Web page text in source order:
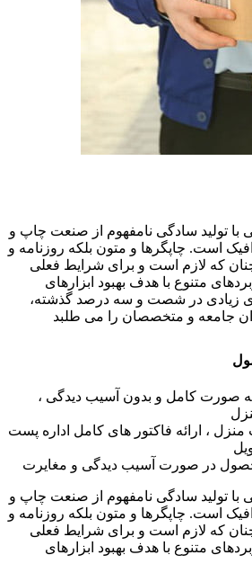
با تولید سادگی نامفهوم از صنعت چاپ و
است. چاپگرها و متون بلکه روزنامه و
که لازم است و برای شرایط فعلی
متنوع با هدف بهبود ابزارهای
زیادی در شصت و سه درصد گذشته،
جامعه و متخصصان را می طلبد
صورت کامل و بدون آسیب دیدگی ،
، ارائه فاکتور های کامل اداره پست
در صورت آسیب دیدگی و مغایرت
با تولید سادگی نامفهوم از صنعت چاپ و
است. چاپگرها و متون بلکه روزنامه و
که لازم است و برای شرایط فعلی
متنوع با هدف بهبود ابزارهای